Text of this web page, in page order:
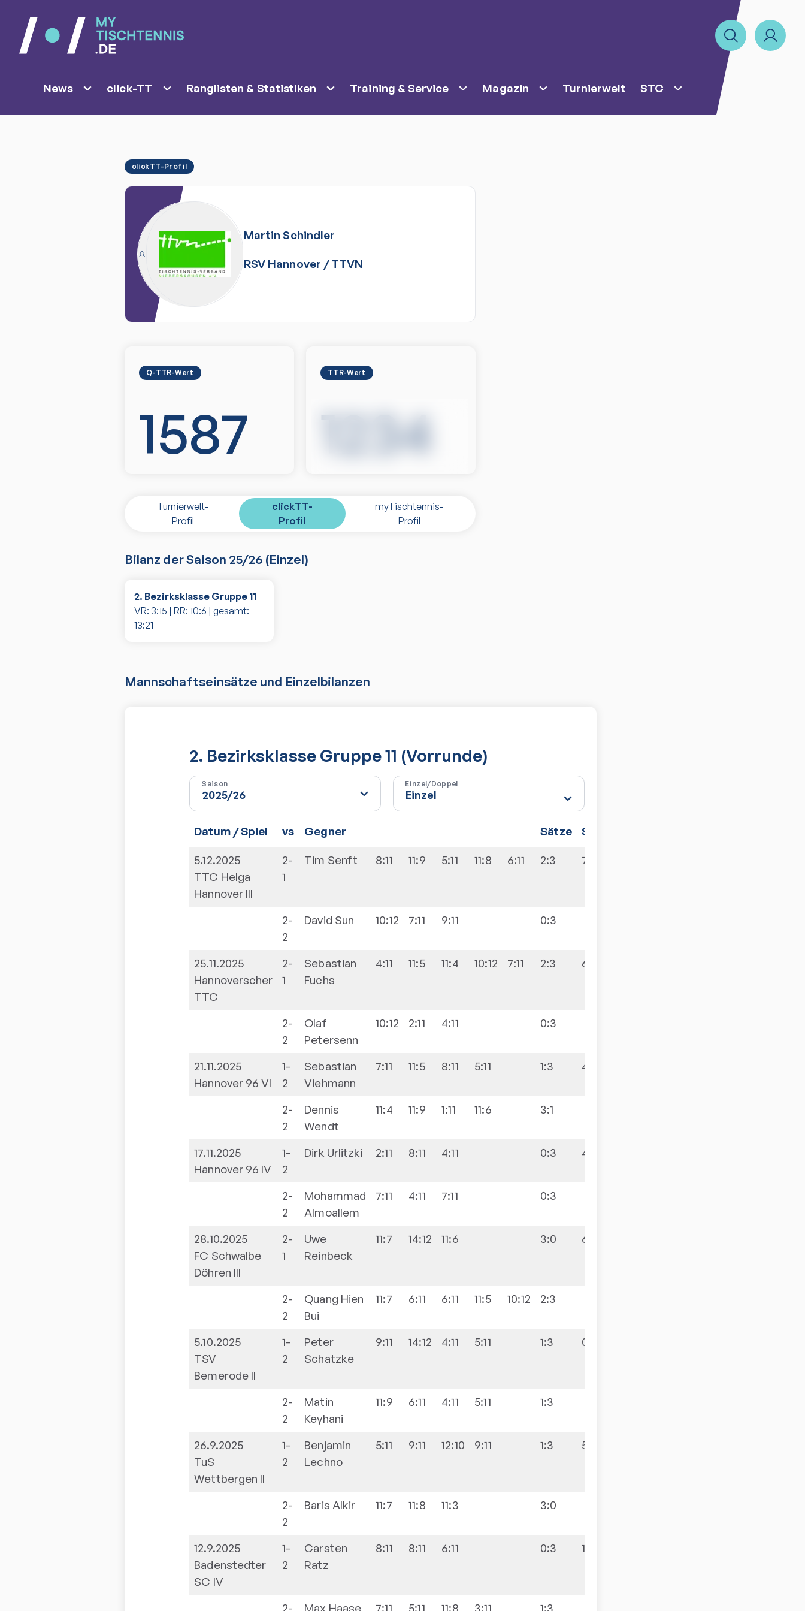
News click-TT Ranglisten & Statistiken Training & Service Magazin Turnierwelt STC
clickTT-Profil
Martin Schindler
RSV Hannover /TTVN
Q-TTR-Wert
1587
TTR-Wert
1234
Turnierwelt-
Profil
clickTT-
Profil
myTischtennis-
Profil
Bilanz der Saison 25/26 (Einzel)
2. Bezirksklasse Gruppe 11
VR: 3:15 | RR: 10:6 | gesamt:
13:21
Mannschaftseinsätze und Einzelbilanzen
2. Bezirksklasse Gruppe 11 (Vorrunde)
Saison Einzel/Doppel
Datum / Spiel vs Gegner Sätze Spiele
5.12.2025
TTC Helga
Hannover III
2-
1
Tim Senft 8:11 11:9 5:11 11:8 6:11 2:3 7:3
2-
2
David Sun 10:12 7:11 9:11 0:3
25.11.2025
Hannoverscher
TTC
2-
1
Sebastian
Fuchs
4:11 11:5 11:4 10:12 7:11 2:3 6:4
2-
2
Olaf
Petersenn
10:12 2:11 4:11 0:3
21.11.2025
Hannover 96 VI
1-
2
Sebastian
Viehmann
7:11 11:5 8:11 5:11 1:3 4:6
2-
2
Dennis
Wendt
11:4 11:9 1:11 11:6 3:1
17.11.2025
Hannover 96 IV
1-
2
Dirk Urlitzki 2:11 8:11 4:11 0:3 4:6
2-
2
Mohammad
Almoallem
7:11 4:11 7:11 0:3
28.10.2025
FC Schwalbe
Döhren III
2-
1
Uwe
Reinbeck
11:7 14:12 11:6 3:0 6:4
2-
2
Quang Hien
Bui
11:7 6:11 6:11 11:5 10:12 2:3
5.10.2025
TSV
Bemerode II
1-
2
Peter
Schatzke
9:11 14:12 4:11 5:11 1:3 0:10
2-
2
Matin
Keyhani
11:9 6:11 4:11 5:11 1:3
26.9.2025
TuS
Wettbergen II
1-
2
Benjamin
Lechno
5:11 9:11 12:10 9:11 1:3 5:5
2-
2
Baris Alkir 11:7 11:8 11:3 3:0
12.9.2025
Badenstedter
SC IV
1-
2
Carsten
Ratz
8:11 8:11 6:11 0:3 1:9
2-
Max Haase 7:11 5:11 11:8 3:11 1:3